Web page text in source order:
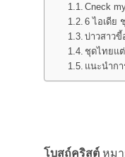
Cneck
6 ไอเดีย
บ่าวสาวขี้
ชุดไทยแ
แนะนำก
โบสถ์คริสต์ หม